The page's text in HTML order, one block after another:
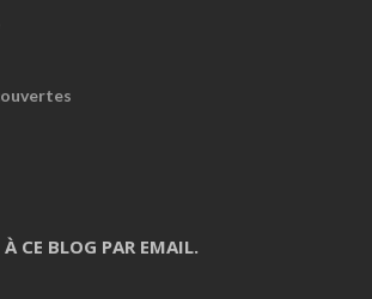
CE BLOG PAR EMAIL.